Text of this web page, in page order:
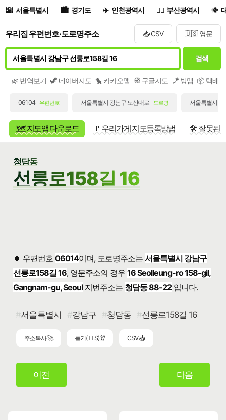
서울특별시 경기도 인천광역시 부산광역시
우리집 우편번호·도로명주소 📥 CSV 🇺🇸 영문
검색
🌿 번역보기 🦖 네이버지도 🐤 카카오맵 🧭 구글지도 🪁 빙맵 📦 택배/
06104 우편번호 서울특별시 강남구 도산대로 도로명 서울특별시
🗺️ 지도앱 다운로드 🚩 우리가게 지도등록방법 🛠️ 잘못된
청담동
선릉로158길 16
🍀 우편번호 06014이며, 도로명주소는서울특별시 강남구
선릉로158길 16, 영문주소의 경우16 Seolleung-ro 158-gil,
Gangnam-gu, Seoul지번주소는 청담동 88-22입니다.
서울특별시 강남구 청담동 선릉로158길 16
주소복사 🚀 듣기(TTS) 👂 CSV 📥
이전 다음